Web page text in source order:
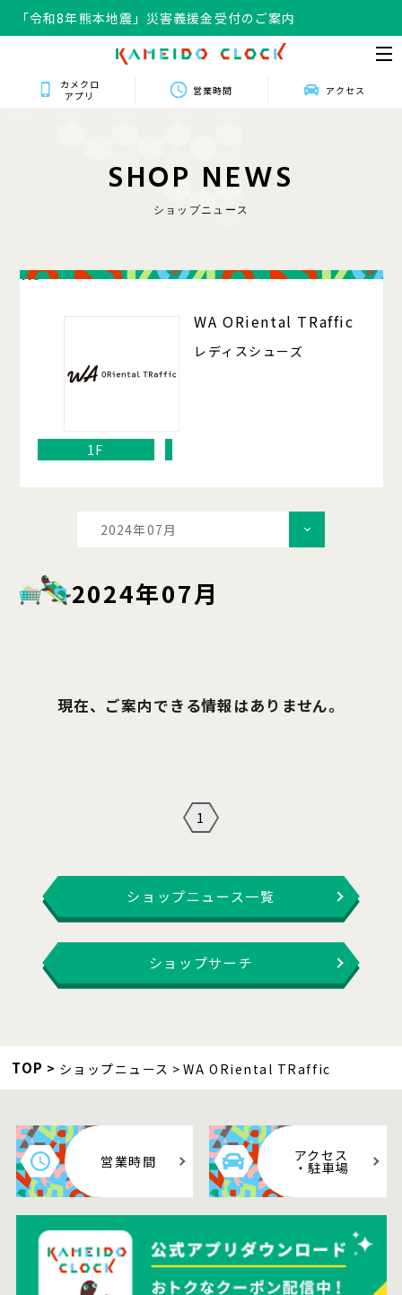
「令和8年熊本地震」災害義援金受付のご案内
カメクロ
アプリ
営業時間 アクセス
SHOP NEWS
ショップニュース
118
WA ORiental TRaffic
レディスシューズ
1F
2024年07月
2024年07月
現在、ご案内できる情報はありません。
1
ショップニュース一覧
ショップサーチ
TOP ショップニュース WA ORiental TRaffic
営業時間 アクセス
・駐車場